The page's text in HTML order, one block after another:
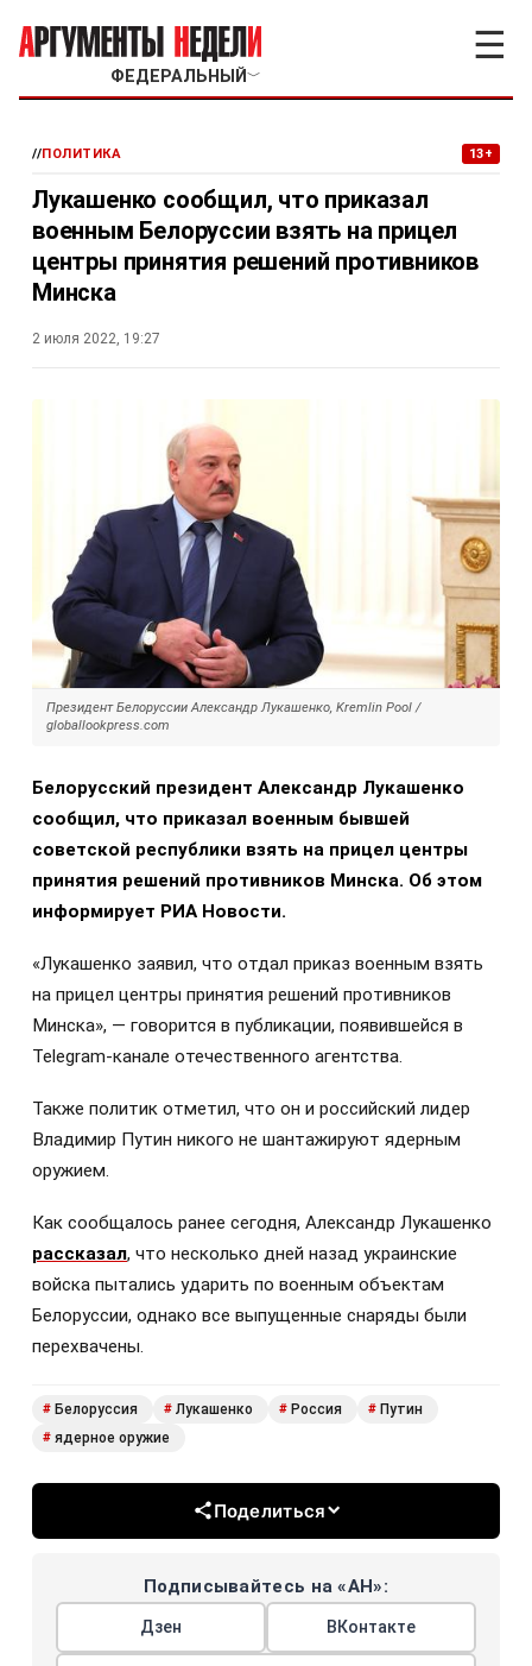
ФЕДЕРАЛЬНЫЙ ﹀
☰
//ПОЛИТИКА 13+
Лукашенко сообщил, что приказал
военным Белоруссии взять на прицел
центры принятия решений противников
Минска
2 июля 2022, 19:27
Президент Белоруссии Александр Лукашенко, Kremlin Pool /
globallookpress.com
Белорусский президент Александр Лукашенко
сообщил, что приказал военным бывшей
советской республики взять на прицел центры
принятия решений противников Минска. Об этом
информирует РИА Новости.
«Лукашенко заявил, что отдал приказ военным взять
на прицел центры принятия решений противников
Минска», — говорится в публикации, появившейся в
Telegram-канале отечественного агентства.
Также политик отметил, что он и российский лидер
Владимир Путин никого не шантажируют ядерным
оружием.
Как сообщалось ранее сегодня, Александр Лукашенко
рассказал, что несколько дней назад украинские
войска пытались ударить по военным объектам
Белоруссии, однако все выпущенные снаряды были
перехвачены.
# Белоруссия # Лукашенко # Россия # Путин
# ядерное оружие
Поделиться
Подписывайтесь на «АН»:
Дзен ВКонтакте